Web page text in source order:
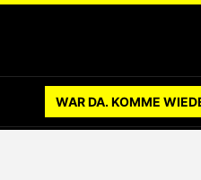
WAR DA. KOMME